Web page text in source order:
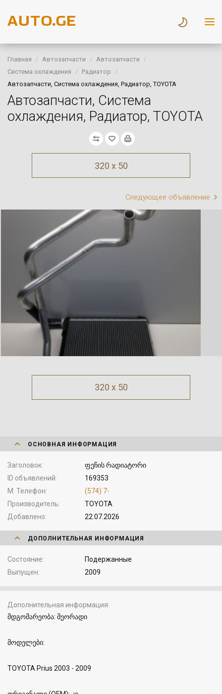
Главная Автозапчасти
Автозапчасти
Система охлаждения
Радиатор
Автозапчасти, Система охлаждения, Радиатор, TOYOTA
Автозапчасти, Система
охлаждения, Радиатор, TOYOTA
320 x 50
Следующее объявление
320 x 50
ОСНОВНАЯ ИНФОРМАЦИЯ
Заголовок
ფეჩის რადიატორი
ID объявлений
169353
М. Телефон
(574) 7-
Производитель
TOYOTA
Добавлено
22.07.2026
ДОПОЛНИТЕЛЬНАЯ ИНФОРМАЦИЯ
Состояние
Подержанные
Выпущен
2009
Дополнительная информация
მდგომარეობა: მეორადი
მოდელები:
TOYOTA Prius 2003 - 2009